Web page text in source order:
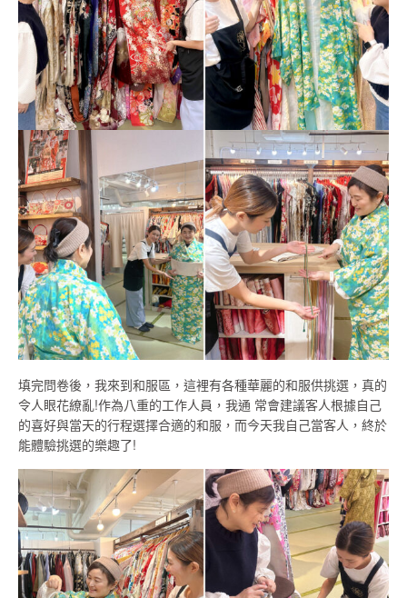
填完問卷後，我來到和服區，這裡有各種華麗的和服供挑選，真的
令人眼花繚亂!作為八重的工作人員，我通 常會建議客人根據自己
的喜好與當天的行程選擇合適的和服，而今天我自己當客人，終於
能體驗挑選的樂趣了!